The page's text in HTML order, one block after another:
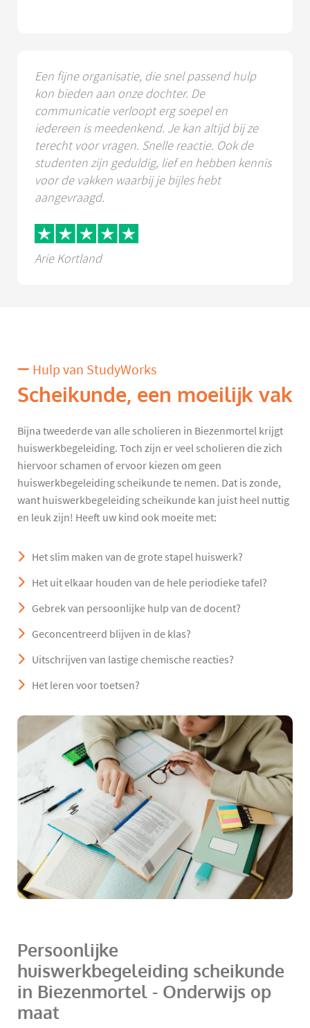
Een fijne organisatie, die snel passend hulp
kon bieden aan onze dochter. De
communicatie verloopt erg soepel en
iedereen is meedenkend. Je kan altijd bij ze
terecht voor vragen. Snelle reactie. Ook de
studenten zijn geduldig, lief en hebben kennis
voor de vakken waarbij je bijles hebt
aangevraagd.
Arie Kortland
Hulp van StudyWorks
Scheikunde, een moeilijk vak
Bijna tweederde van alle scholieren in Biezenmortel krijgt
huiswerkbegeleiding. Toch zijn er veel scholieren die zich
hiervoor schamen of ervoor kiezen om geen
huiswerkbegeleiding scheikunde te nemen. Dat is zonde,
want huiswerkbegeleiding scheikunde kan juist heel nuttig
en leuk zijn! Heeft uw kind ook moeite met:
Het slim maken van de grote stapel huiswerk?
Het uit elkaar houden van de hele periodieke tafel?
Gebrek van persoonlijke hulp van de docent?
Geconcentreerd blijven in de klas?
Uitschrijven van lastige chemische reacties?
Het leren voor toetsen?
Persoonlijke
huiswerkbegeleiding scheikunde
in Biezenmortel - Onderwijs op
maat